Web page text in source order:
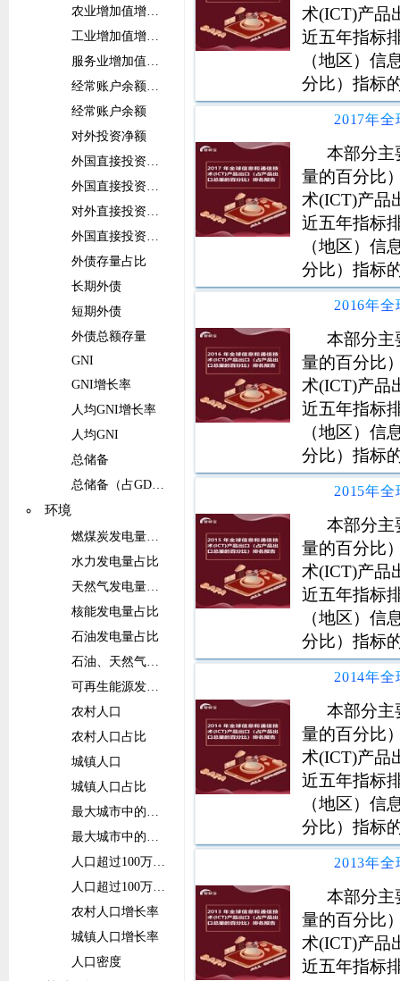
农业增加值增长率
工业增加值增长率
服务业增加值增长率
经常账户余额占比
经常账户余额
对外投资净额
外国直接投资净流入占比
外国直接投资净流入
对外直接投资净流出占比
外国直接投资净流出
外债存量占比
长期外债
短期外债
外债总额存量
GNI
GNI增长率
人均GNI增长率
人均GNI
总储备
总储备（占GDP的比重）
环境
燃煤炭发电量占比
水力发电量占比
天然气发电量占比
核能发电量占比
石油发电量占比
石油、天然气和煤炭能源的发电量占比
可再生能源发电量（不包括水电）占比
农村人口
农村人口占比
城镇人口
城镇人口占比
最大城市中的人口
最大城市中的人口占比
人口超过100万的城市群中的人口
人口超过100万的城市群中的人口占比
农村人口增长率
城镇人口增长率
人口密度
术(ICT)产品
近五年指标
（地区）信
分比）指标
本部分主
量的百分比
术(ICT)产品
近五年指标
（地区）信
分比）指标
本部分主
量的百分比
术(ICT)产品
近五年指标
（地区）信
分比）指标
本部分主
量的百分比
术(ICT)产品
近五年指标
（地区）信
分比）指标
本部分主
量的百分比
术(ICT)产品
近五年指标
（地区）信
分比）指标
本部分主
量的百分比
术(ICT)产品
近五年指标